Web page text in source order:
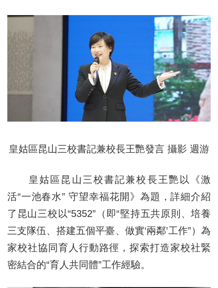
皇姑區昆山三校書記兼校長王艷發言 攝影 週游
皇姑區昆山三校書記兼校長王艷以《激
活“一池春水” 守望幸福花開》為題，詳細介紹
了昆山三校以“5352”（即“堅持五共原則、培養
三支隊伍、搭建五個平臺、做實‘兩鄰’工作”）為
家校社協同育人行動路徑，探索打造家校社緊
密結合的“育人共同體”工作經驗。